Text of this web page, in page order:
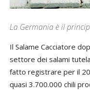
La Germania è il
Il Salame Cacciatore
settore dei salami
fatto registrare per il
quasi 3.700.000 chili